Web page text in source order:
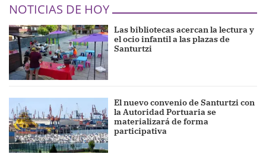
NOTICIAS DE HOY
Las bibliotecas acercan la lectura y
el ocio infantil a las plazas de
Santurtzi
El nuevo convenio de Santurtzi con
la Autoridad Portuaria se
materializará de forma
participativa